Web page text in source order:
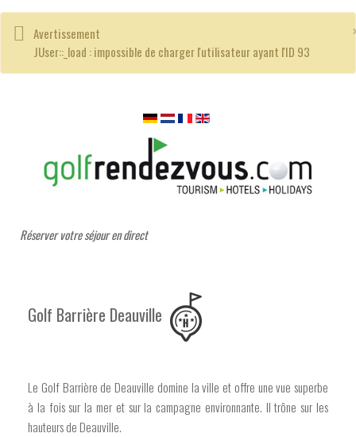
Avertissement
JUser::_load : impossible de charger l'utilisateur ayant l'ID 93
Réserver votre séjour en direct
Golf Barrière Deauville
Le Golf Barrière de Deauville domine la ville et offre une vue superbe
à la fois sur la mer et sur la campagne environnante. Il trône sur les
hauteurs de Deauville.